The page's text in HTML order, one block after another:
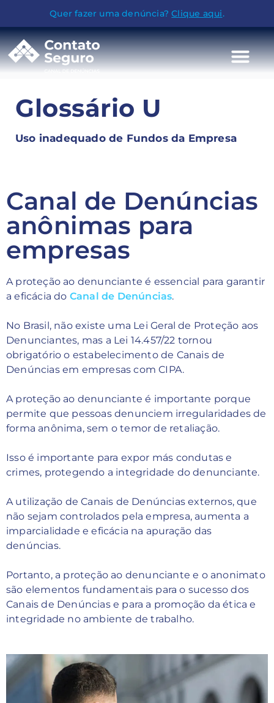
Quer fazer uma denúncia?Clique aqui.
Glossário U
Uso inadequado de Fundos da Empresa
Canal de Denúncias
anônimas para
empresas
A proteção ao denunciante é essencial para garantir
a eficácia do Canal de Denúncias.
No Brasil, não existe uma Lei Geral de Proteção aos
Denunciantes, mas a Lei 14.457/22 tornou
obrigatório o estabelecimento de Canais de
Denúncias em empresas com CIPA.
A proteção ao denunciante é importante porque
permite que pessoas denunciem irregularidades de
forma anônima, sem o temor de retaliação.
Isso é importante para expor más condutas e
crimes, protegendo a integridade do denunciante.
A utilização de Canais de Denúncias externos, que
não sejam controlados pela empresa, aumenta a
imparcialidade e eficácia na apuração das
denúncias.
Portanto, a proteção ao denunciante e o anonimato
são elementos fundamentais para o sucesso dos
Canais de Denúncias e para a promoção da ética e
integridade no ambiente de trabalho.